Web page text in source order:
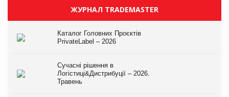
ЖУРНАЛ TRADEMASTER
Каталог Головних Проєктів
PrivateLabel – 2026
Сучасні рішення в
Логістиці&Дистрибуції – 2026.
Травень